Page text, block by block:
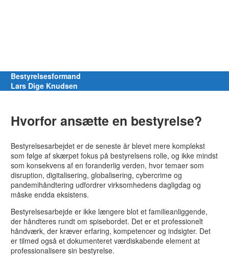
Bestyrelsesformand
Lars Dige Knudsen
Hvorfor ansætte en bestyrelse?
Bestyrelsesarbejdet er de seneste år blevet mere komplekst
som følge af skærpet fokus på bestyrelsens rolle, og ikke mindst
som konsekvens af en foranderlig verden, hvor temaer som
disruption, digitalisering, globalisering, cybercrime og
pandemihåndtering udfordrer virksomhedens dagligdag og
måske endda eksistens.
Bestyrelsesarbejde er ikke længere blot et familieanliggende,
der håndteres rundt om spisebordet. Det er et professionelt
håndværk, der kræver erfaring, kompetencer og indsigter. Det
er tilmed også et dokumenteret værdiskabende element at
professionalisere sin bestyrelse.